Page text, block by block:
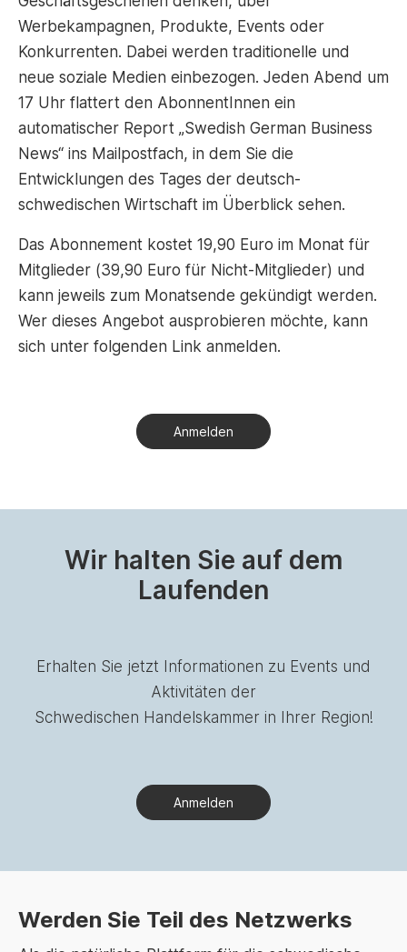
Werbekampagnen, Produkte, Events oder
Konkurrenten. Dabei werden traditionelle und
neue soziale Medien einbezogen. Jeden Abend um
17 Uhr flattert den AbonnentInnen ein
automatischer Report „Swedish German Business
News“ ins Mailpostfach, in dem Sie die
Entwicklungen des Tages der deutsch-
schwedischen Wirtschaft im Überblick sehen.
Das Abonnement kostet 19,90 Euro im Monat für
Mitglieder (39,90 Euro für Nicht-Mitglieder) und
kann jeweils zum Monatsende gekündigt werden.
Wer dieses Angebot ausprobieren möchte, kann
sich unter folgenden Link anmelden.
Anmelden
Wir halten Sie auf dem
Laufenden
Erhalten Sie jetzt Informationen zu Events und
Aktivitäten der
Schwedischen Handelskammer in Ihrer Region!
Anmelden
Werden Sie Teil des Netzwerks